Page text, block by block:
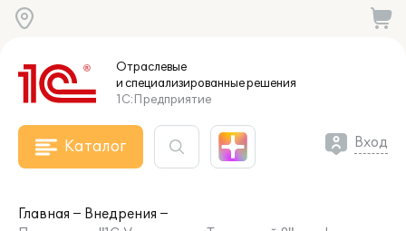
Отраслевые
и специализированныерешения
1С:Предприятие
Каталог Вход
Главная
Внедрения